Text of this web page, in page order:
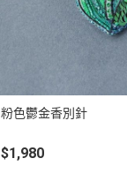
粉色鬱金香別針
$1,980